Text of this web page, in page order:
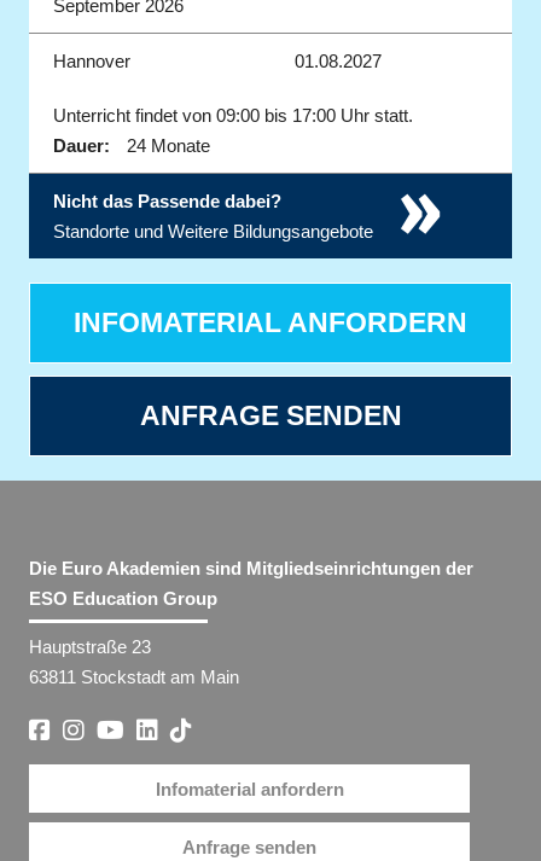
September 2026
Hannover 01.08.2027
Unterricht findet von 09:00 bis 17:00 Uhr statt.
Dauer:
24 Monate
Nicht das Passende dabei?
Standorte und Weitere Bildungsangebote
»
INFOMATERIAL ANFORDERN
ANFRAGE SENDEN
Die Euro Akademien sind Mitgliedseinrichtungen der
ESO Education Group
Hauptstraße 23
63811 Stockstadt am Main
Infomaterial anfordern
Anfrage senden